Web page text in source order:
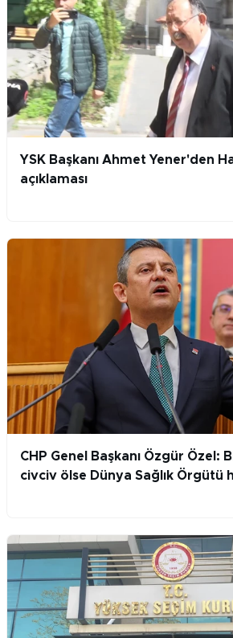
YSK Başkanı Ahmet Yener'den
açıklaması
CHP Genel Başkanı Özgür Özel:
civciv ölse Dünya Sağlık Örgütü